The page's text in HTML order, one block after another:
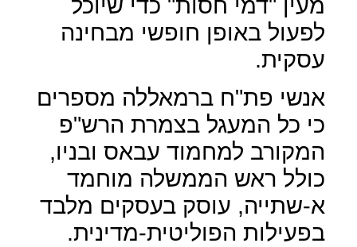
לפעול באופן חופשי מבחינה
עסקית.
אנשי פת"ח ברמאללה מספרים
כי כל המעגל בצמרת הרש"פ
המקורב למחמוד עבאס ובניו,
כולל ראש הממשלה מוחמד
א-שתייה, עוסק בעסקים מלבד
בפעילות הפוליטית-מדינית.